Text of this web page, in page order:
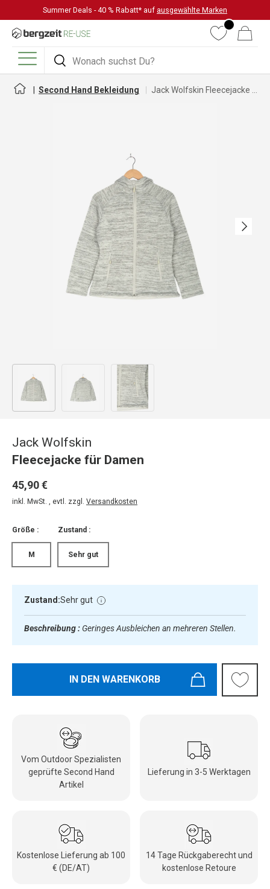
DIREKT ZUM INHALT
Summer Deals - 40 % Rabatt* auf ausgewählte Marken
Suchen
Suchen
WunschlisteWarenkorb
Menü
Second Hand Bekleidung
Nächste
Bild 1 in Galerieansicht ladenBild 2 in Galerieansicht ladenBild 3 in Galerieansicht laden
Jack Wolfskin
Fleecejacke für Damen
45,90 €
inkl. MwSt. , evtl. zzgl. Versandkosten
Größe :
M
Zustand :
Sehr gut
Zustand:Sehr gut
Beschreibung : Geringes Ausbleichen an mehreren Stellen.
IN DEN WARENKORB
Vom Outdoor Spezialisten
geprüfte Second Hand
Artikel
Lieferung in 3-5 Werktagen
Kostenlose Lieferung ab 100
€ (DE/AT)
14 Tage Rückgaberecht und
kostenlose Retoure